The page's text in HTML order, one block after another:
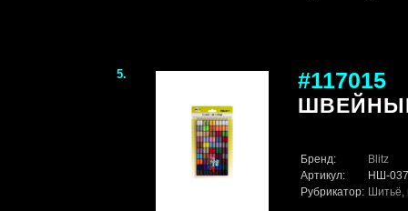
5. #117015
Бренд:
Blitz
Артикул:
НШ-037
Рубрикатор: Шитьё,